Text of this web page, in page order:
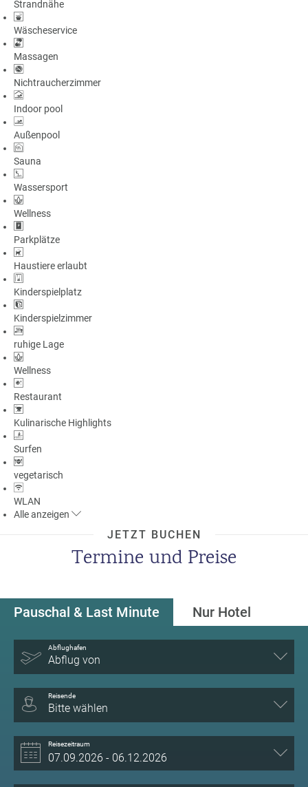
Strandnähe
Wäscheservice
Massagen
Nichtraucherzimmer
Indoor pool
Außenpool
Sauna
Wassersport
Wellness
Parkplätze
Haustiere erlaubt
Kinderspielplatz
Kinderspielzimmer
ruhige Lage
Wellness
Restaurant
Kulinarische Highlights
Surfen
vegetarisch
WLAN
Alleanzeigen
JETZT BUCHEN
Termine und Preise
Pauschal & Last Minute Nur Hotel
Abflughafen
Abflug von
Reisende
Bitte wählen
Reisezeitraum